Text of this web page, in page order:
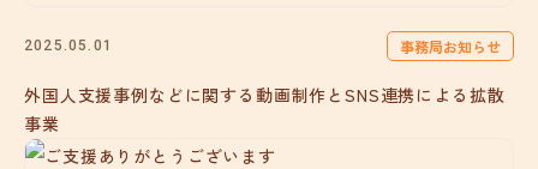
2025.05.01 事務局お知らせ
外国人支援事例などに関する動画制作とSNS連携による拡散
事業